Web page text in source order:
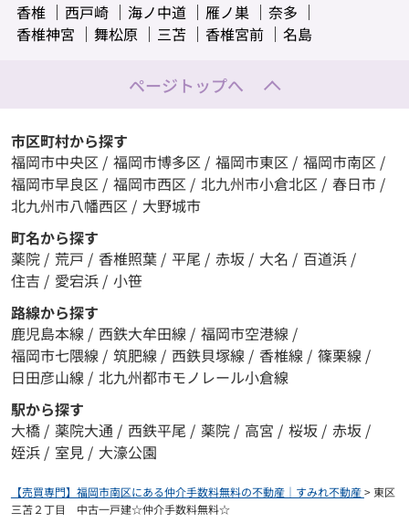
香椎
西戸崎 海ノ中道 雁ノ巣
奈多
香椎神宮
舞松原 三苫 香椎宮前 名島
ページトップへ
市区町村から探す
福岡市中央区 / 福岡市博多区 / 福岡市東区 / 福岡市南区 /
福岡市早良区 / 福岡市西区 / 北九州市小倉北区 / 春日市 /
北九州市八幡西区 / 大野城市
町名から探す
薬院 / 荒戸 / 香椎照葉 / 平尾 / 赤坂 / 大名 / 百道浜 /
住吉 / 愛宕浜 / 小笹
路線から探す
鹿児島本線 / 西鉄大牟田線 / 福岡市空港線 /
福岡市七隈線 / 筑肥線 / 西鉄貝塚線 / 香椎線 / 篠栗線 /
日田彦山線 / 北九州都市モノレール小倉線
駅から探す
大橋 / 薬院大通 / 西鉄平尾 / 薬院 / 高宮 / 桜坂 / 赤坂 /
姪浜 / 室見 / 大濠公園
【売買専門】福岡市南区にある仲介手数料無料の不動産｜すみれ不動産>東区
三苫２丁目 中古一戸建☆仲介手数料無料☆